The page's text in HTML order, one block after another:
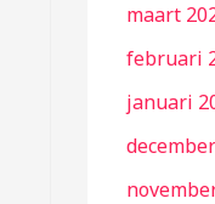
maart
februari
januari